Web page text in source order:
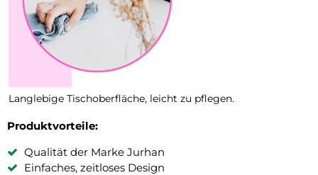
Langlebige Tischoberfläche, leicht zu pflegen.
Produktvorteile:
Qualität der Marke Jurhan
Einfaches, zeitloses Design